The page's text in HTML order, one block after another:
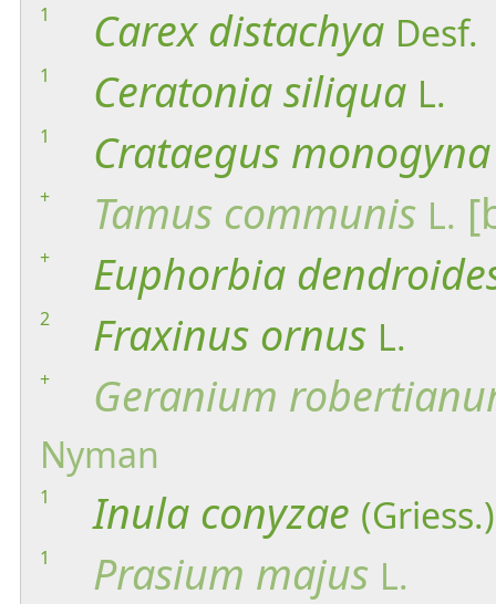
1 Carex distachya Desf.
1 Ceratoniasiliqua L.
1 Crataegus monogyna
+ Tamus communis L.
+ Euphorbia
2 Fraxinus ornus L.
+ Geranium
Nyman
1 Inula conyzae
1 Prasium majus L.